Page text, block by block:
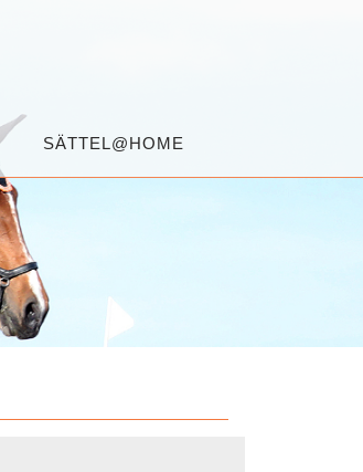
SÄTTEL@HOME